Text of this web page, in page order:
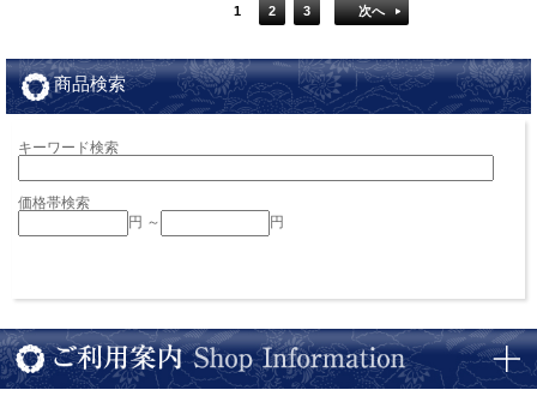
1 2 3 次へ
商品検索
キーワード検索
価格帯検索
円 ～
円